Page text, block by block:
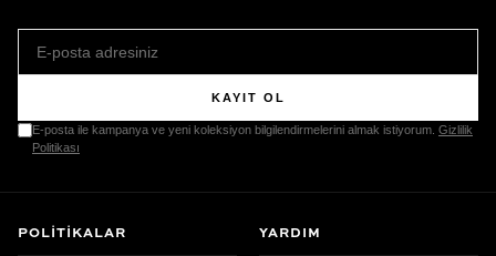
KAYIT OL
E-posta ile kampanya ve yeni koleksiyon bilgilendirmelerini almak istiyorum. Gizlilik
Politikası
POLITIKALAR YARDIM